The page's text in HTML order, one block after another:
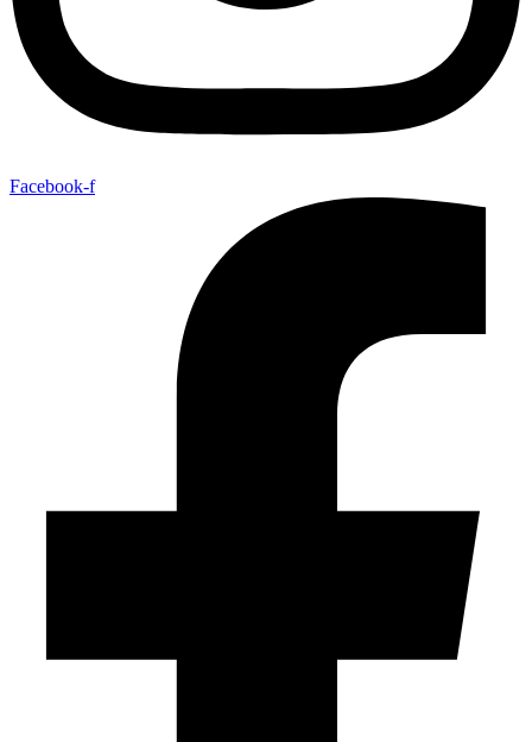
Facebook-f